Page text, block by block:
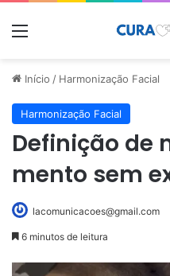
Menu
Início / Harmonização Facial
Harmonização Facial
Definição de
mento sem
lacomunicacoes@gmail.com
6 minutos de leitura